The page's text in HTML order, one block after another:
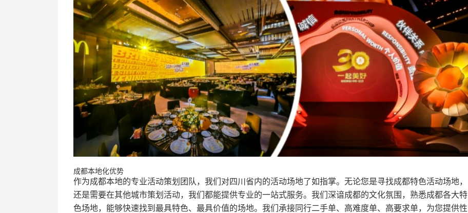
成都本地化优势
作为成都本地的专业活动策划团队，我们对四川省内的活动场地了如指掌。无论您是寻找成都特色活动场地，
还是需要在其他城市策划活动，我们都能提供专业的一站式服务。我们深谙成都的文化氛围，熟悉成都各大特
色场地，能够快速找到最具特色、最具价值的场地。我们承接同行二手单、高难度单、高要求单，为您提供性